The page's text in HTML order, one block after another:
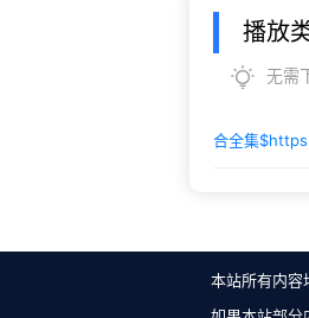
播放
无需
合全集$
本站所有内容